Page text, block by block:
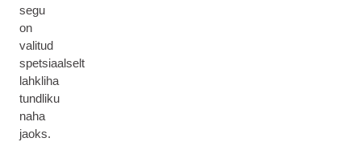
segu
on
valitud
spetsiaalselt
lahkliha
tundliku
naha
jaoks.